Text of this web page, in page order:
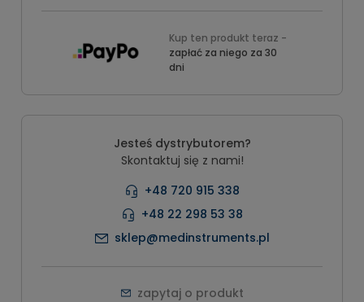
Kup ten produkt teraz -
zapłać za niego za 30
dni
Jesteś dystrybutorem?
Skontaktuj się z nami!
+48 720 915 338
+48 22 298 53 38
sklep@medinstruments.pl
zapytaj o produkt